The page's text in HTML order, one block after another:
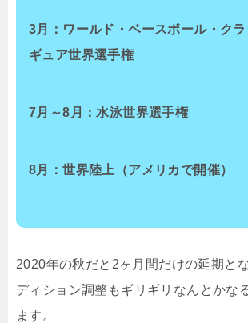
3月：ワールド・ベースボール・ク
ギュア世界選手権
7月～8月：水泳世界選手権
8月：世界陸上（アメリカで開催）
2020年の秋だと2ヶ月間だけの延期と
ディション調整もギリギリなんとかな
ます。